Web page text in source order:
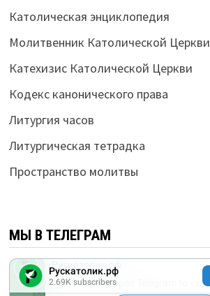
Католическая энциклопедия
Молитвенник Католической Церкви
Катехизис Католической Церкви
Кодекс канонического права
Литургия часов
Литургическая тетрадка
Пространство молитвы
МЫ В ТЕЛЕГРАМ